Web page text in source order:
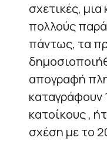
σχετικές,
πολλούς
πάντως, τα
απογραφή
καταγράφουν
κατοίκους ,
σχέση με το